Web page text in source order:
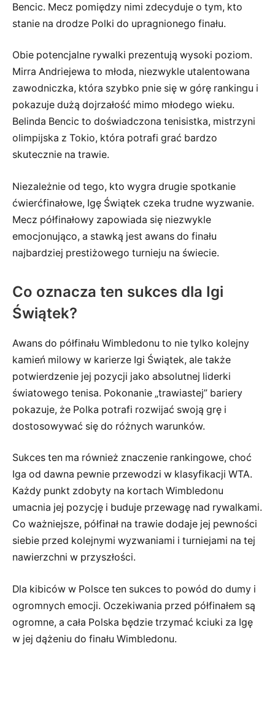
Bencic. Mecz pomiędzy nimi zdecyduje o tym, kto
stanie na drodze Polki do upragnionego finału.
Obie potencjalne rywalki prezentują wysoki poziom.
Mirra Andriejewa to młoda, niezwykle utalentowana
zawodniczka, która szybko pnie się w górę rankingu i
pokazuje dużą dojrzałość mimo młodego wieku.
Belinda Bencic to doświadczona tenisistka, mistrzyni
olimpijska z Tokio, która potrafi grać bardzo
skutecznie na trawie.
Niezależnie od tego, kto wygra drugie spotkanie
ćwierćfinałowe, Igę Świątek czeka trudne wyzwanie.
Mecz półfinałowy zapowiada się niezwykle
emocjonująco, a stawką jest awans do finału
najbardziej prestiżowego turnieju na świecie.
Co oznacza ten sukces dla Igi
Świątek?
Awans do półfinału Wimbledonu to nie tylko kolejny
kamień milowy w karierze Igi Świątek, ale także
potwierdzenie jej pozycji jako absolutnej liderki
światowego tenisa. Pokonanie „trawiastej” bariery
pokazuje, że Polka potrafi rozwijać swoją grę i
dostosowywać się do różnych warunków.
Sukces ten ma również znaczenie rankingowe, choć
Iga od dawna pewnie przewodzi w klasyfikacji WTA.
Każdy punkt zdobyty na kortach Wimbledonu
umacnia jej pozycję i buduje przewagę nad rywalkami.
Co ważniejsze, półfinał na trawie dodaje jej pewności
siebie przed kolejnymi wyzwaniami i turniejami na tej
nawierzchni w przyszłości.
Dla kibiców w Polsce ten sukces to powód do dumy i
ogromnych emocji. Oczekiwania przed półfinałem są
ogromne, a cała Polska będzie trzymać kciuki za Igę
w jej dążeniu do finału Wimbledonu.